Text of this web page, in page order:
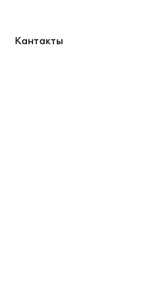
Кантакты